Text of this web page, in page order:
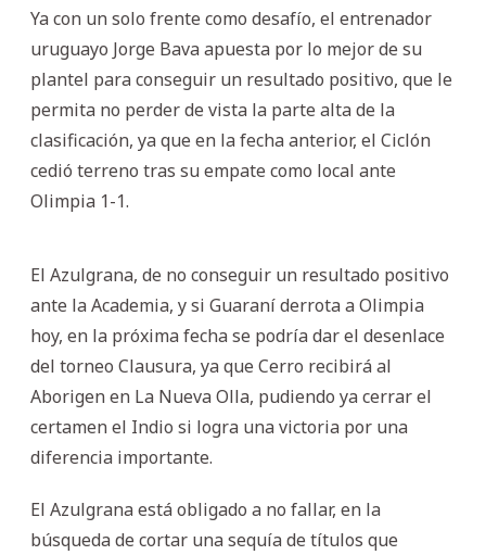
Ya con un solo frente como desafío, el entrenador
uruguayo Jorge Bava apuesta por lo mejor de su
plantel para conseguir un resultado positivo, que le
permita no perder de vista la parte alta de la
clasificación, ya que en la fecha anterior, el Ciclón
cedió terreno tras su empate como local ante
Olimpia 1-1.
El Azulgrana, de no conseguir un resultado positivo
ante la Academia, y si Guaraní derrota a Olimpia
hoy, en la próxima fecha se podría dar el desenlace
del torneo Clausura, ya que Cerro recibirá al
Aborigen en La Nueva Olla, pudiendo ya cerrar el
certamen el Indio si logra una victoria por una
diferencia importante.
El Azulgrana está obligado a no fallar, en la
búsqueda de cortar una sequía de títulos que